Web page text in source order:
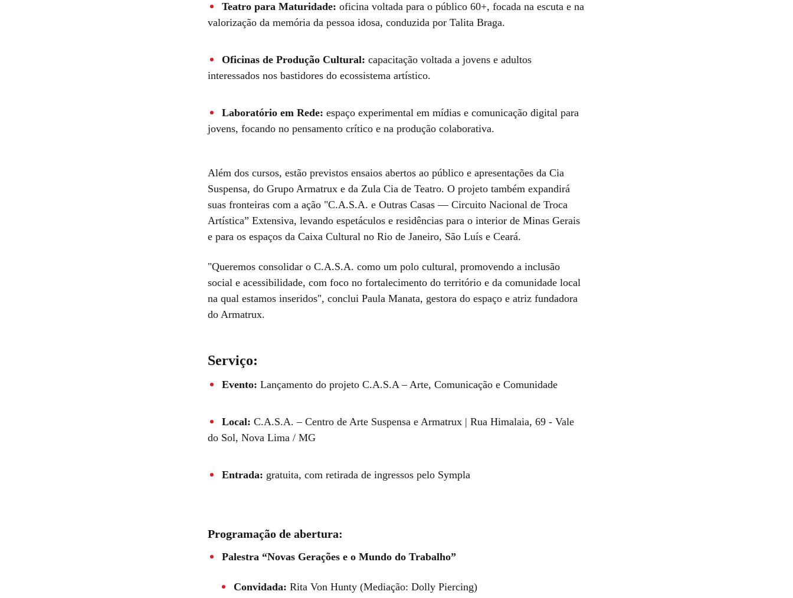
Teatro para Maturidade: oficina voltada para o público 60+, focada na escuta e na
valorização da memória da pessoa idosa, conduzida por Talita Braga.
Oficinas de Produção Cultural: capacitação voltada a jovens e adultos
interessados nos bastidores do ecossistema artístico.
Laboratório em Rede: espaço experimental em mídias e comunicação digital para
jovens, focando no pensamento crítico e na produção colaborativa.
Além dos cursos, estão previstos ensaios abertos ao público e apresentações da Cia
Suspensa, do Grupo Armatrux e da Zula Cia de Teatro. O projeto também expandirá
suas fronteiras com a ação "C.A.S.A. e Outras Casas — Circuito Nacional de Troca
Artística” Extensiva, levando espetáculos e residências para o interior de Minas Gerais
e para os espaços da Caixa Cultural no Rio de Janeiro, São Luís e Ceará.
"Queremos consolidar o C.A.S.A. como um polo cultural, promovendo a inclusão
social e acessibilidade, com foco no fortalecimento do território e da comunidade local
na qual estamos inseridos", conclui Paula Manata, gestora do espaço e atriz fundadora
do Armatrux.
Serviço:
Evento: Lançamento do projeto C.A.S.A – Arte, Comunicação e Comunidade
Local: C.A.S.A. – Centro de Arte Suspensa e Armatrux | Rua Himalaia, 69 - Vale
do Sol, Nova Lima / MG
Entrada: gratuita, com retirada de ingressos pelo Sympla
Programação de abertura:
Palestra “Novas Gerações e o Mundo do Trabalho”
Convidada: Rita Von Hunty (Mediação: Dolly Piercing)